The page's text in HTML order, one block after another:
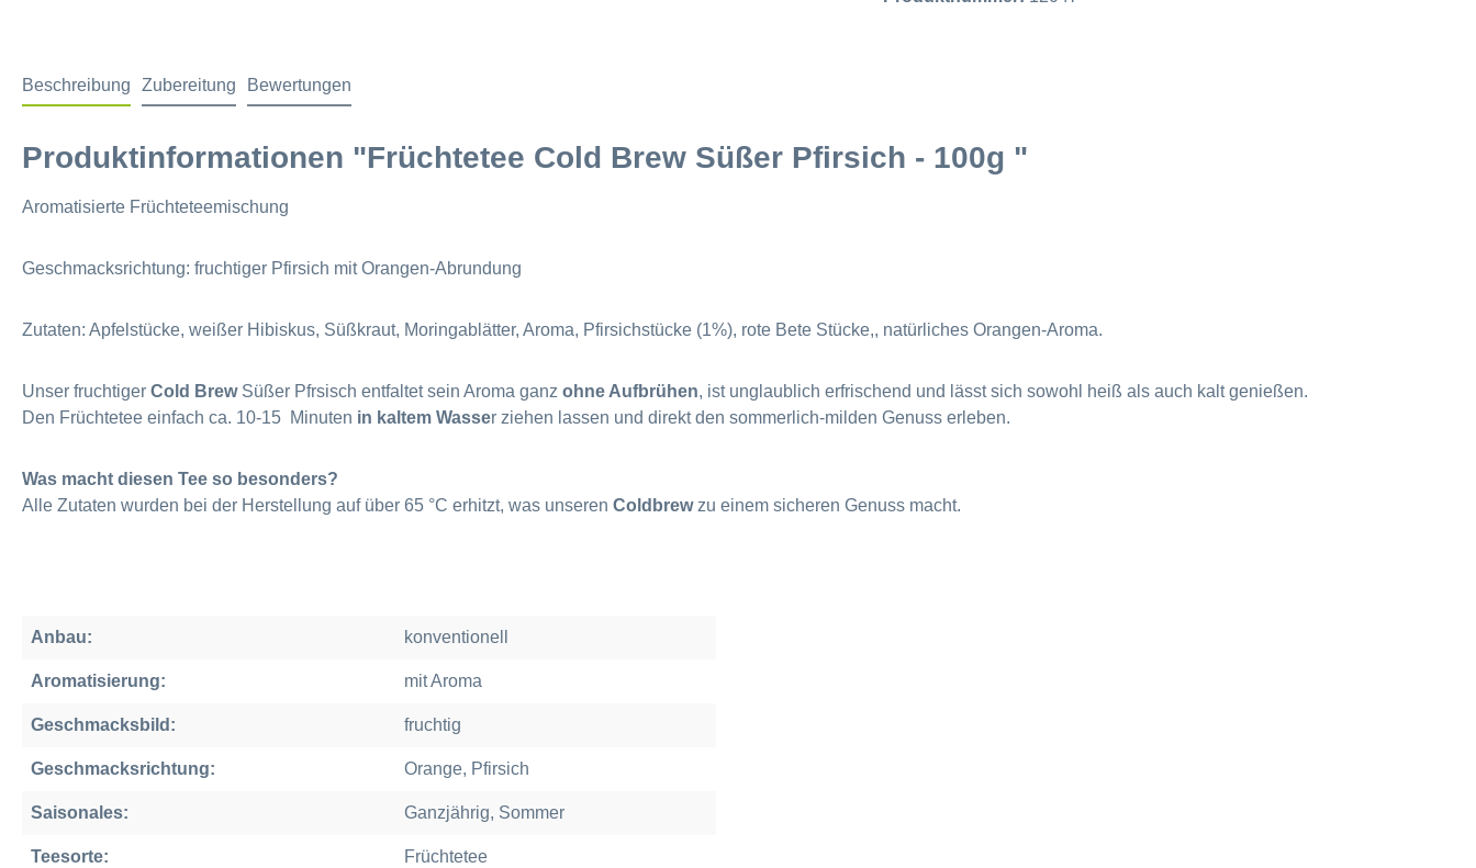
Beschreibung Zubereitung Bewertungen
Produktinformationen "Früchtetee Cold Brew Süßer Pfirsich - 100g "
Aromatisierte Früchteteemischung
Geschmacksrichtung: fruchtiger Pfirsich mit Orangen-Abrundung
Zutaten: Apfelstücke, weißer Hibiskus, Süßkraut, Moringablätter, Aroma, Pfirsichstücke (1%), rote Bete Stücke,, natürliches Orangen-Aroma.
Unser fruchtiger Cold BrewSüßer Pfrsisch entfaltet sein Aroma ganz ohne Aufbrühen, ist unglaublich erfrischend und lässt sich sowohl heiß als auch kalt genießen.
Den Früchtetee einfach ca. 10-15 Minuten in kaltem Wasser ziehen lassen und direkt den sommerlich-milden Genuss erleben.
Was macht diesen Tee so besonders?
Alle Zutaten wurden bei der Herstellung auf über 65 °C erhitzt, was unseren Coldbrewzu einem sicheren Genuss macht.
Anbau: konventionell
Aromatisierung: mit Aroma
Geschmacksbild: fruchtig
Geschmacksrichtung: Orange, Pfirsich
Saisonales: Ganzjährig, Sommer
Teesorte: Früchtetee